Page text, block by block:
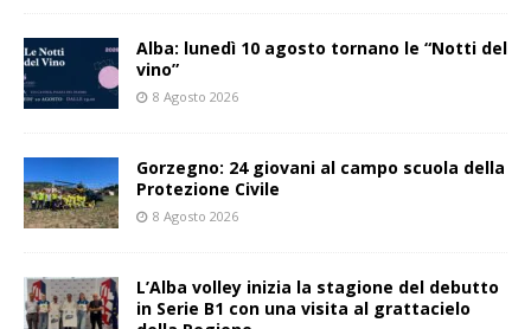
Alba: lunedì 10 agosto tornano le “Notti del
vino”
8 Agosto 2026
Gorzegno: 24 giovani al campo scuola della
Protezione Civile
8 Agosto 2026
L’Alba volley inizia la stagione del debutto
in Serie B1 con una visita al grattacielo